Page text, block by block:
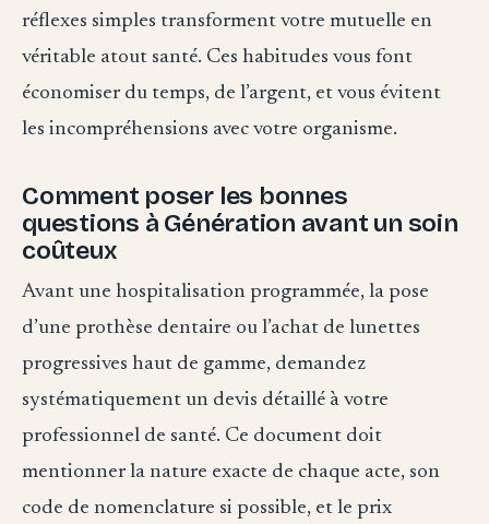
réflexes simples transforment votre mutuelle en
véritable atout santé. Ces habitudes vous font
économiser du temps, de l’argent, et vous évitent
les incompréhensions avec votre organisme.
Comment poser les bonnes
questions à Génération avant un soin
coûteux
Avant une hospitalisation programmée, la pose
d’une prothèse dentaire ou l’achat de lunettes
progressives haut de gamme, demandez
systématiquement un devis détaillé à votre
professionnel de santé. Ce document doit
mentionner la nature exacte de chaque acte, son
code de nomenclature si possible, et le prix